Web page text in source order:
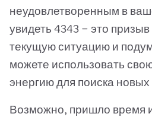
неудовлетворенным в
увидеть 4343 — это
текущую ситуацию и
можете использовать
энергию для поиска
Возможно, пришло время